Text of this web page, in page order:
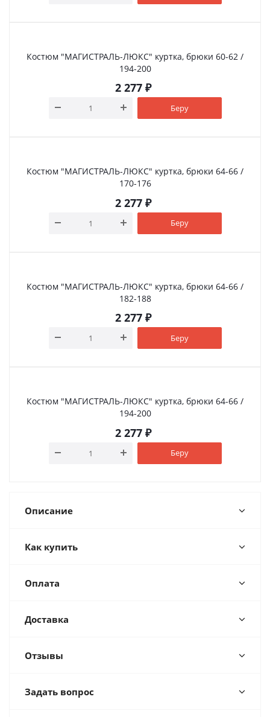
Костюм "МАГИСТРАЛЬ-ЛЮКС" куртка, брюки 60-62 /
194-200
2 277₽
Беру
Костюм "МАГИСТРАЛЬ-ЛЮКС" куртка, брюки 64-66 /
170-176
2 277₽
Беру
Костюм "МАГИСТРАЛЬ-ЛЮКС" куртка, брюки 64-66 /
182-188
2 277₽
Беру
Костюм "МАГИСТРАЛЬ-ЛЮКС" куртка, брюки 64-66 /
194-200
2 277₽
Беру
Описание
Как купить
Оплата
Доставка
Отзывы
Задать вопрос